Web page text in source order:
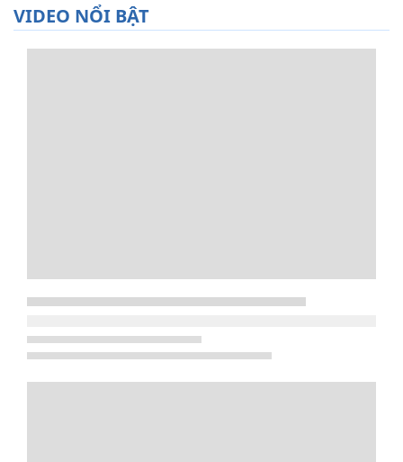
VIDEO NỔI BẬT